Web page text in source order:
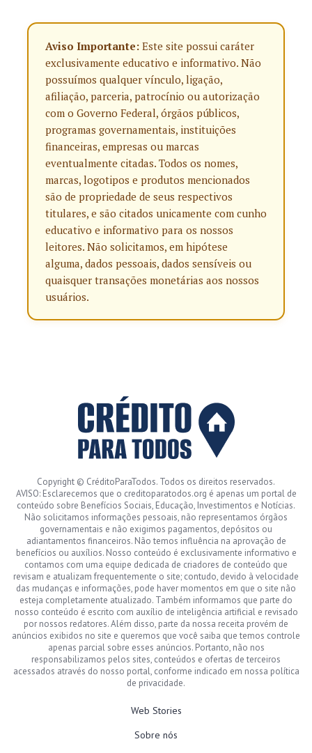
Aviso Importante: Este site possui caráter
exclusivamente educativo e informativo. Não
possuímos qualquer vínculo, ligação,
afiliação, parceria, patrocínio ou autorização
com o Governo Federal, órgãos públicos,
programas governamentais, instituições
financeiras, empresas ou marcas
eventualmente citadas. Todos os nomes,
marcas, logotipos e produtos mencionados
são de propriedade de seus respectivos
titulares, e são citados unicamente com cunho
educativo e informativo para os nossos
leitores. Não solicitamos, em hipótese
alguma, dados pessoais, dados sensíveis ou
quaisquer transações monetárias aos nossos
usuários.
Copyright © CréditoParaTodos. Todos os direitos reservados.
AVISO: Esclarecemos que o creditoparatodos.org é apenas um portal de
conteúdo sobre Benefícios Sociais, Educação, Investimentos e Notícias.
Não solicitamos informações pessoais, não representamos órgãos
governamentais e não exigimos pagamentos, depósitos ou
adiantamentos financeiros. Não temos influência na aprovação de
benefícios ou auxílios. Nosso conteúdo é exclusivamente informativo e
contamos com uma equipe dedicada de criadores de conteúdo que
revisam e atualizam frequentemente o site; contudo, devido à velocidade
das mudanças e informações, pode haver momentos em que o site não
esteja completamente atualizado. Também informamos que parte do
nosso conteúdo é escrito com auxílio de inteligência artificial e revisado
por nossos redatores. Além disso, parte da nossa receita provém de
anúncios exibidos no site e queremos que você saiba que temos controle
apenas parcial sobre esses anúncios. Portanto, não nos
responsabilizamos pelos sites, conteúdos e ofertas de terceiros
acessados através do nosso portal, conforme indicado em nossa política
de privacidade.
Web Stories
Sobre nós